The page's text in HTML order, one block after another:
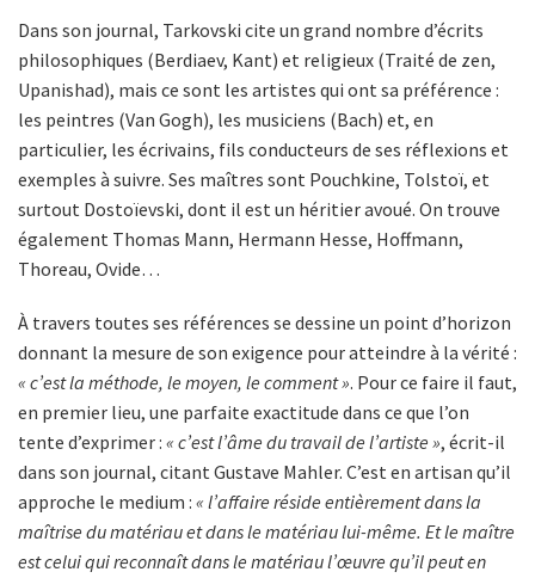
Dans son journal, Tarkovski cite un grand nombre d’écrits
philosophiques (Berdiaev, Kant) et religieux (Traité de zen,
Upanishad), mais ce sont les artistes qui ont sa préférence :
les peintres (Van Gogh), les musiciens (Bach) et, en
particulier, les écrivains, fils conducteurs de ses réflexions et
exemples à suivre. Ses maîtres sont Pouchkine, Tolstoï, et
surtout Dostoïevski, dont il est un héritier avoué. On trouve
également Thomas Mann, Hermann Hesse, Hoffmann,
Thoreau, Ovide…
À travers toutes ses références se dessine un point d’horizon
donnant la mesure de son exigence pour atteindre à la vérité :
« c’est la méthode, le moyen, le comment ». Pour ce faire il faut,
en premier lieu, une parfaite exactitude dans ce que l’on
tente d’exprimer : « c’est l’âme du travail de l’artiste », écrit-il
dans son journal, citant Gustave Mahler. C’est en artisan qu’il
approche le medium : « l’affaire réside entièrement dans la
maîtrise du matériau et dans le matériau lui-même. Et le maître
est celui qui reconnaît dans le matériau l’œuvre qu’il peut en